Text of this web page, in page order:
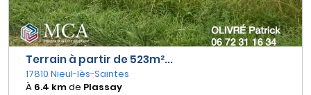
Terrain à partir de 523m²...
17810 Nieul-lès-Saintes
À 6.4 kmde Plassay